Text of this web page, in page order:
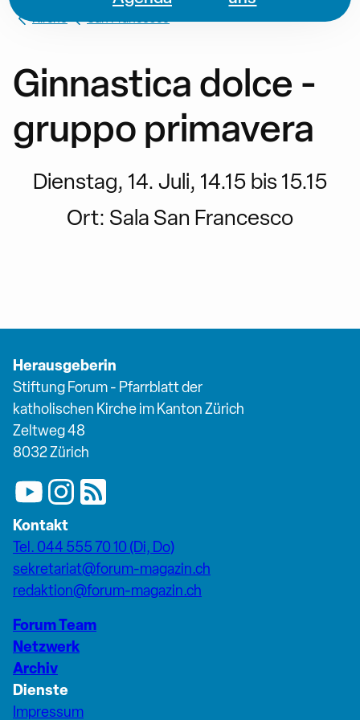
Kirche San Francesco
Ginnastica dolce -
gruppo primavera
Dienstag, 14. Juli, 14.15 bis 15.15
Ort: Sala San Francesco
Herausgeberin
Stiftung Forum - Pfarrblatt der
katholischen Kirche im Kanton Zürich
Zeltweg 48
8032 Zürich
Kontakt
Tel. 044 555 70 10 (Di, Do)
sekretariat@forum-magazin.ch
redaktion@forum-magazin.ch
Forum Team
Netzwerk
Archiv
Dienste
Impressum